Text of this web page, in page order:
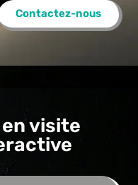
Contactez-nous
visite